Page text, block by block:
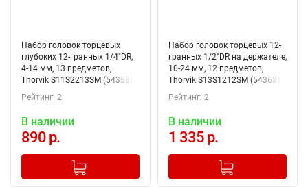
Набор головок торцевых
глубоких 12-гранных 1/4"DR,
4-14 мм, 13 предметов,
Thorvik S11S2213SM (54358)
на держателе
Рейтинг: 2
В наличии
890 р.
+
Добавлено в корзину
Набор головок торцевых 12-
гранных 1/2"DR на держателе,
10-24 мм, 12 предметов,
Thorvik S13S1212SM (54363)
Рейтинг: 2
В наличии
1 335 р.
+
Добавлено в корзину